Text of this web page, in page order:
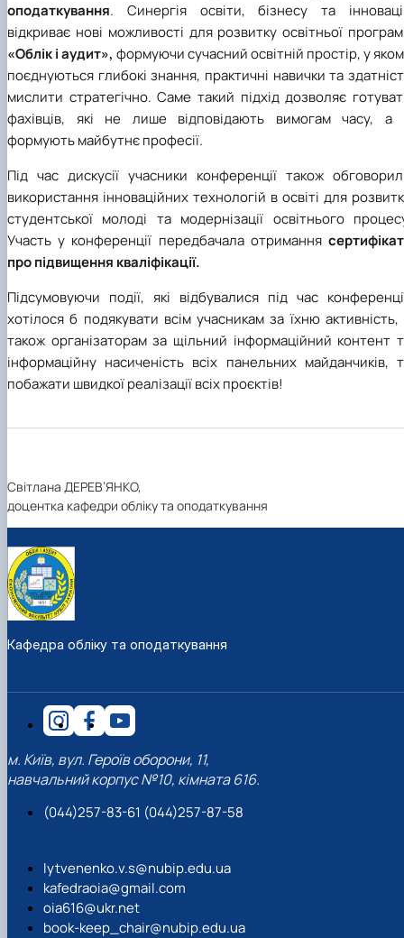
оподаткування. Синергія освіти, бізнесу та
відкриває нові можливості для розвитку освітньої
«Облік і аудит», формуючи сучасний освітній простір, у
поєднуються глибокі знання, практичні навички та
мислити стратегічно. Саме такий підхід дозволяє
фахівців, які не лише відповідають вимогам часу, а
формують майбутнє професії.
Під час дискусії учасники конференції також
використання інноваційних технологій в освіті для
студентської молоді та модернізації освітнього
Участь у конференції передбачала отримання
про підвищення кваліфікації.
Підсумовуючи події, які відбувалися під час
хотілося б подякувати всім учасникам за їхню активність,
також організаторам за щільний інформаційний контент
інформаційну насиченість всіх панельних майданчиків,
побажати швидкої реалізації всіх проєктів!
Світлана ДЕРЕВ’ЯНКО,
доцентка кафедри обліку та оподаткування
Кафедра обліку та оподаткування
м. Київ, вул. Героїв оборони, 11,
навчальний корпус №10, кімната 616.
(044)257-83-61 (044)257-87-58
lytvenenko.v.s@nubip.edu.ua
kafedraoia@gmail.com
oia616@ukr.net
book-keep_chair@nubip.edu.ua